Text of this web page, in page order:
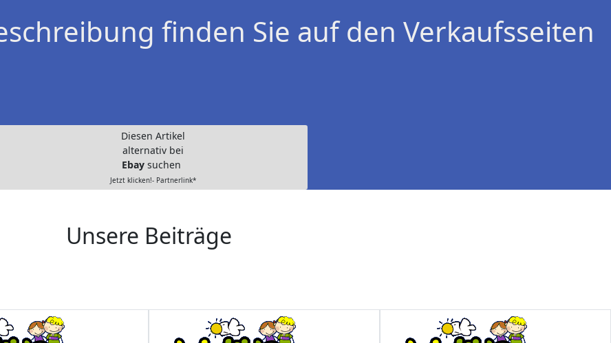
finden Sie auf den Verkaufsseiten
Diesen Artikel
alternativ bei
Ebay suchen
Jetzt klicken!- Partnerlink*
Unsere Beiträge